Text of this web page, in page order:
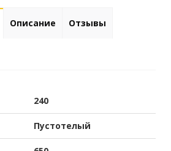
Описание Отзывы
240
Пустотелый